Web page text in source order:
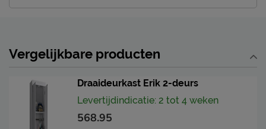
Vergelijkbare producten
Draaideurkast Erik 2-deurs
Levertijdindicatie: 2 tot 4 weken
568.95